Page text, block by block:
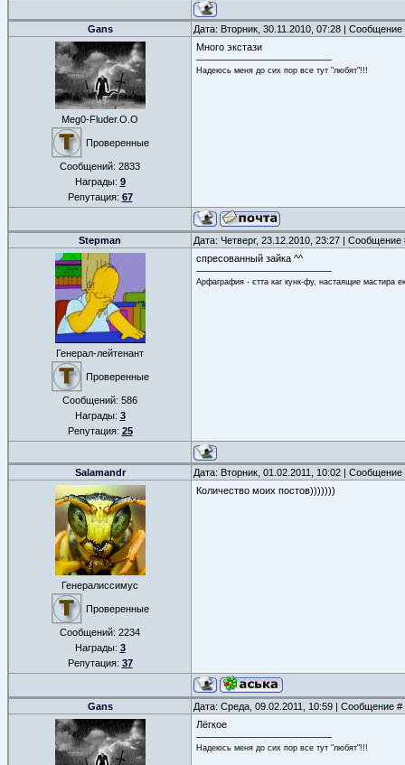
Gans Дата: Вторник, 30.11.2010, 07:28 |
Meg0-Fluder.O.O
Проверенные
Сообщений: 2833
Награды: 9
Репутация: 67
Много экстази
Надеюсь меня до сих пор все тут "любят"!!!
Stepman Дата: Четверг, 23.12.2010, 23:27 |
Генерал-лейтенант
Проверенные
Сообщений: 586
Награды: 3
Репутация: 25
спресованный зайка ^^
Арфаграфия - єтта каг кунк-фу, настаящие мастира
Salamandr Дата: Вторник, 01.02.2011, 10:02 |
Генералиссимус
Проверенные
Сообщений: 2234
Награды: 3
Репутация: 37
Количество моих постов)))))))
Gans Дата: Среда, 09.02.2011, 10:59 | Сообщение #
Лёгкое
Надеюсь меня до сих пор все тут "любят"!!!